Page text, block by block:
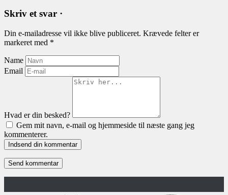
Skriv et svar ·
Din e-mailadresse vil ikke blive publiceret. Krævede felter er
markeret med *
Name
Email
Hvad er din besked?
Gem mit navn, e-mail og hjemmeside til næste gang jeg
kommenterer.
Indsend din kommentar